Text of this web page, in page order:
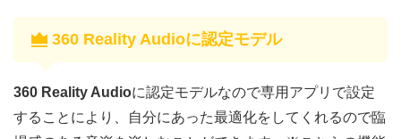
360 Reality Audioに認定モデル
360 Reality Audioに認定モデルなので専用アプリで設定
することにより、自分にあった最適化をしてくれるので臨